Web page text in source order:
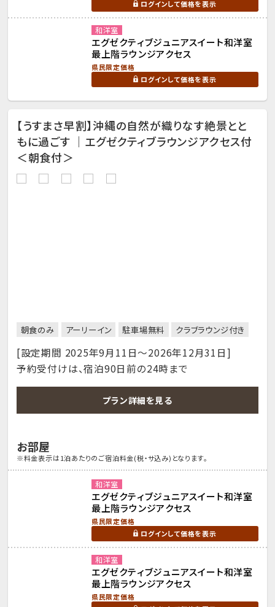
ログインして価格を表示
和洋室
エグゼクティブジュニアスイート和洋室
最上階ラウンジアクセス
県民限定価格
ログインして価格を表示
【うすまさ早割】沖縄の自然が織りなす絶景とと
もに過ごす ｜エグゼクティブラウンジアクセス付
＜朝食付＞
朝食のみ アーリーイン 駐車場無料 クラブラウンジ付き
[設定期間 2025年9月11日～2026年12月31日]
予約受付けは、宿泊90日前の24時まで
プラン詳細を見る
お部屋
※料金表示は1泊あたりのご宿泊料金(税・サ込み)となります。
和洋室
エグゼクティブジュニアスイート和洋室
最上階ラウンジアクセス
県民限定価格
ログインして価格を表示
和洋室
エグゼクティブジュニアスイート和洋室
最上階ラウンジアクセス
県民限定価格